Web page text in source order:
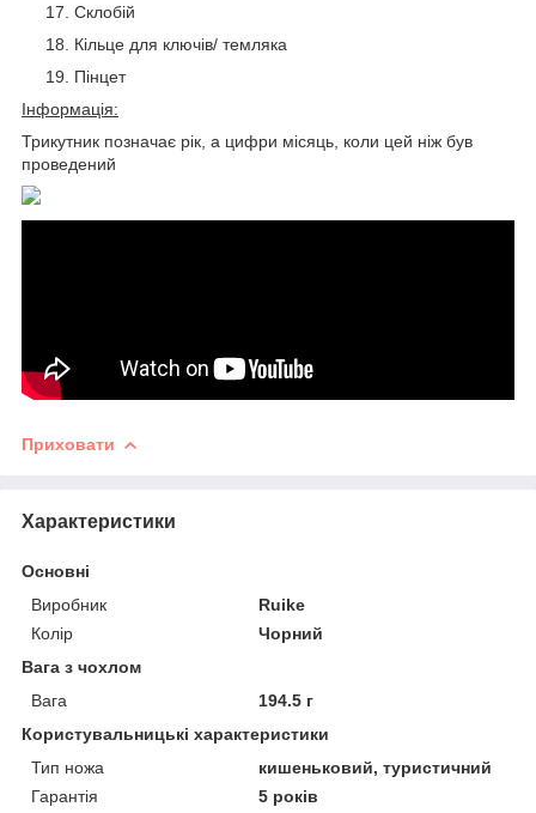
Склобій
Кільце для ключів/ темляка
Пінцет
Інформація:
Трикутник позначає рік, а цифри місяць, коли цей ніж був
проведений
Приховати
Характеристики
Основні
Виробник
Ruike
Колір
Чорний
Вага з чохлом
Вага
194.5 г
Користувальницькі характеристики
Тип ножа
кишеньковий, туристичний
Гарантія
5 років